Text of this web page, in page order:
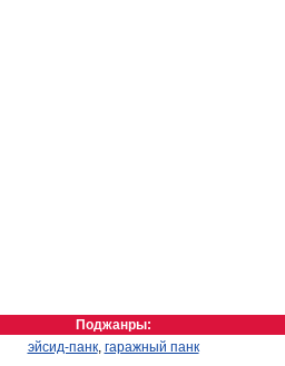
Поджанры:
эйсид-панк, гаражный панк